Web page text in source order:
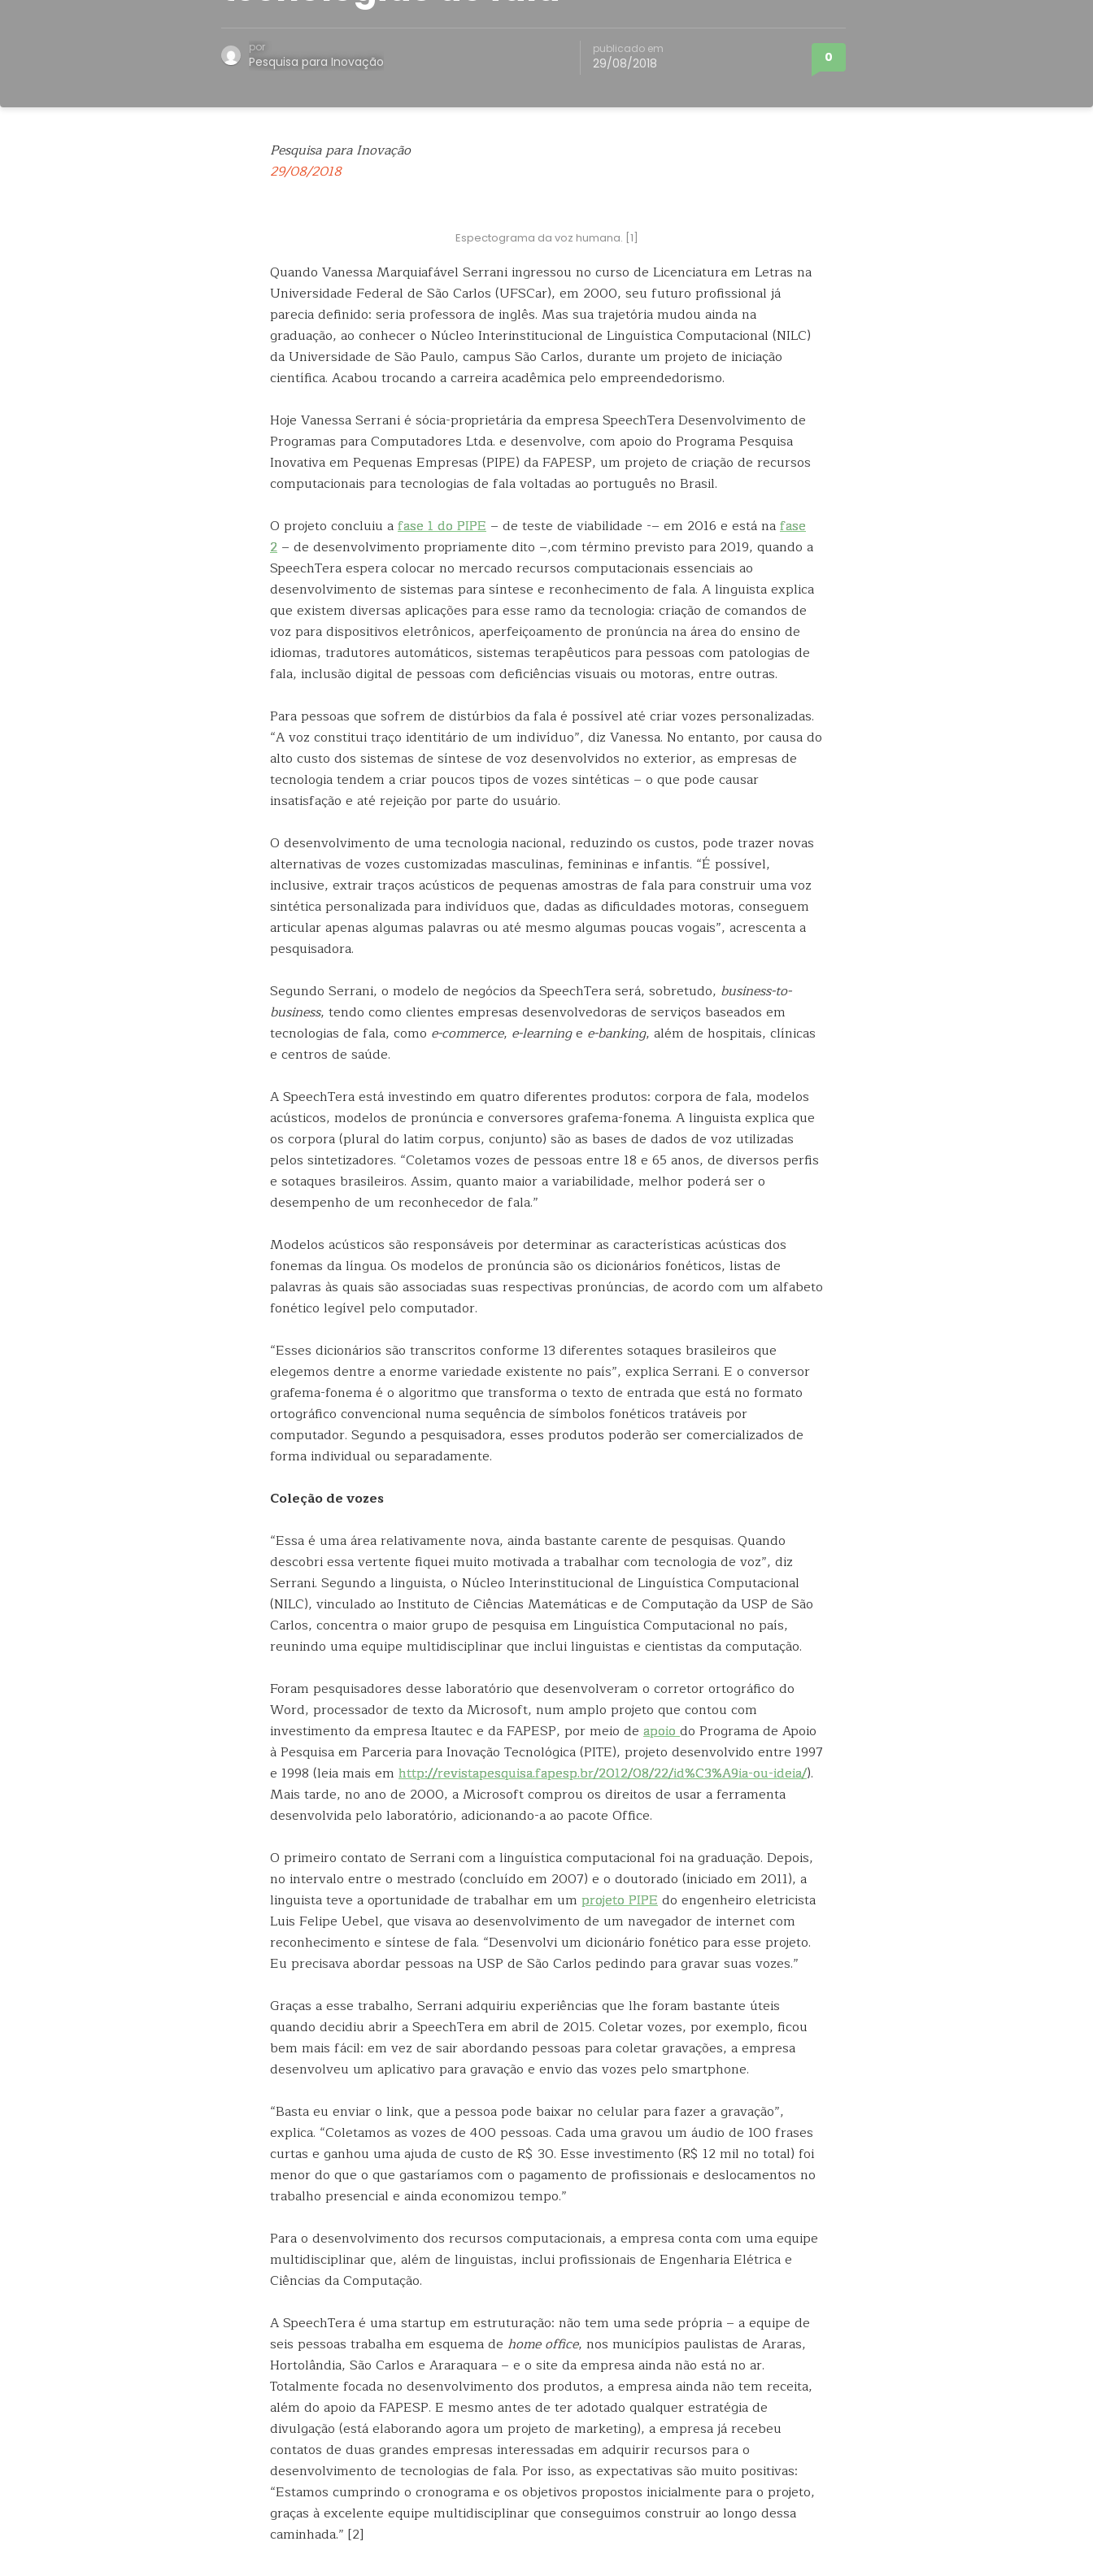
por
Pesquisa para Inovação
publicado em
29/08/2018 0
Pesquisa para Inovação
29/08/2018
Espectograma da voz humana. [1]
Quando Vanessa Marquiafável Serrani ingressou no curso de Licenciatura em Letras na
Universidade Federal de São Carlos (UFSCar), em 2000, seu futuro profissional já
parecia definido: seria professora de inglês. Mas sua trajetória mudou ainda na
graduação, ao conhecer o Núcleo Interinstitucional de Linguística Computacional (NILC)
da Universidade de São Paulo, campus São Carlos, durante um projeto de iniciação
científica. Acabou trocando a carreira acadêmica pelo empreendedorismo.
Hoje Vanessa Serrani é sócia-proprietária da empresa SpeechTera Desenvolvimento de
Programas para Computadores Ltda. e desenvolve, com apoio do Programa Pesquisa
Inovativa em Pequenas Empresas (PIPE) da FAPESP, um projeto de criação de recursos
computacionais para tecnologias de fala voltadas ao português no Brasil.
O projeto concluiu afase 1 do PIPE – de teste de viabilidade -– em 2016 e está nafase
2 – de desenvolvimento propriamente dito –,com término previsto para 2019, quando a
SpeechTera espera colocar no mercado recursos computacionais essenciais ao
desenvolvimento de sistemas para síntese e reconhecimento de fala. A linguista explica
que existem diversas aplicações para esse ramo da tecnologia: criação de comandos de
voz para dispositivos eletrônicos, aperfeiçoamento de pronúncia na área do ensino de
idiomas, tradutores automáticos, sistemas terapêuticos para pessoas com patologias de
fala, inclusão digital de pessoas com deficiências visuais ou motoras, entre outras.
Para pessoas que sofrem de distúrbios da fala é possível até criar vozes personalizadas.
“A voz constitui traço identitário de um indivíduo”, diz Vanessa. No entanto, por causa do
alto custo dos sistemas de síntese de voz desenvolvidos no exterior, as empresas de
tecnologia tendem a criar poucos tipos de vozes sintéticas – o que pode causar
insatisfação e até rejeição por parte do usuário.
O desenvolvimento de uma tecnologia nacional, reduzindo os custos, pode trazer novas
alternativas de vozes customizadas masculinas, femininas e infantis. “É possível,
inclusive, extrair traços acústicos de pequenas amostras de fala para construir uma voz
sintética personalizada para indivíduos que, dadas as dificuldades motoras, conseguem
articular apenas algumas palavras ou até mesmo algumas poucas vogais”, acrescenta a
pesquisadora.
Segundo Serrani, o modelo de negócios da SpeechTera será, sobretudo, business-to-
business, tendo como clientes empresas desenvolvedoras de serviços baseados em
tecnologias de fala, como e-commerce, e-learninge e-banking, além de hospitais, clínicas
e centros de saúde.
A SpeechTera está investindo em quatro diferentes produtos: corpora de fala, modelos
acústicos, modelos de pronúncia e conversores grafema-fonema. A linguista explica que
os corpora (plural do latim corpus, conjunto) são as bases de dados de voz utilizadas
pelos sintetizadores. “Coletamos vozes de pessoas entre 18 e 65 anos, de diversos perfis
e sotaques brasileiros. Assim, quanto maior a variabilidade, melhor poderá ser o
desempenho de um reconhecedor de fala.”
Modelos acústicos são responsáveis por determinar as características acústicas dos
fonemas da língua. Os modelos de pronúncia são os dicionários fonéticos, listas de
palavras às quais são associadas suas respectivas pronúncias, de acordo com um alfabeto
fonético legível pelo computador.
“Esses dicionários são transcritos conforme 13 diferentes sotaques brasileiros que
elegemos dentre a enorme variedade existente no país”, explica Serrani. E o conversor
grafema-fonema é o algoritmo que transforma o texto de entrada que está no formato
ortográfico convencional numa sequência de símbolos fonéticos tratáveis por
computador. Segundo a pesquisadora, esses produtos poderão ser comercializados de
forma individual ou separadamente.
Coleção de vozes
“Essa é uma área relativamente nova, ainda bastante carente de pesquisas. Quando
descobri essa vertente fiquei muito motivada a trabalhar com tecnologia de voz”, diz
Serrani. Segundo a linguista, o Núcleo Interinstitucional de Linguística Computacional
(NILC), vinculado ao Instituto de Ciências Matemáticas e de Computação da USP de São
Carlos, concentra o maior grupo de pesquisa em Linguística Computacional no país,
reunindo uma equipe multidisciplinar que inclui linguistas e cientistas da computação.
Foram pesquisadores desse laboratório que desenvolveram o corretor ortográfico do
Word, processador de texto da Microsoft, num amplo projeto que contou com
investimento da empresa Itautec e da FAPESP, por meio de apoiodo Programa de Apoio
à Pesquisa em Parceria para Inovação Tecnológica (PITE), projeto desenvolvido entre 1997
e 1998 (leia mais em http://revistapesquisa.fapesp.br/2012/08/22/id%C3%A9ia-ou-ideia/).
Mais tarde, no ano de 2000, a Microsoft comprou os direitos de usar a ferramenta
desenvolvida pelo laboratório, adicionando-a ao pacote Office.
O primeiro contato de Serrani com a linguística computacional foi na graduação. Depois,
no intervalo entre o mestrado (concluído em 2007) e o doutorado (iniciado em 2011), a
linguista teve a oportunidade de trabalhar em um projeto PIPEdo engenheiro eletricista
Luis Felipe Uebel, que visava ao desenvolvimento de um navegador de internet com
reconhecimento e síntese de fala. “Desenvolvi um dicionário fonético para esse projeto.
Eu precisava abordar pessoas na USP de São Carlos pedindo para gravar suas vozes.”
Graças a esse trabalho, Serrani adquiriu experiências que lhe foram bastante úteis
quando decidiu abrir a SpeechTera em abril de 2015. Coletar vozes, por exemplo, ficou
bem mais fácil: em vez de sair abordando pessoas para coletar gravações, a empresa
desenvolveu um aplicativo para gravação e envio das vozes pelo smartphone.
“Basta eu enviar o link, que a pessoa pode baixar no celular para fazer a gravação”,
explica. “Coletamos as vozes de 400 pessoas. Cada uma gravou um áudio de 100 frases
curtas e ganhou uma ajuda de custo de R$ 30. Esse investimento (R$ 12 mil no total) foi
menor do que o que gastaríamos com o pagamento de profissionais e deslocamentos no
trabalho presencial e ainda economizou tempo.”
Para o desenvolvimento dos recursos computacionais, a empresa conta com uma equipe
multidisciplinar que, além de linguistas, inclui profissionais de Engenharia Elétrica e
Ciências da Computação.
A SpeechTera é uma startup em estruturação: não tem uma sede própria – a equipe de
seis pessoas trabalha em esquema de home office, nos municípios paulistas de Araras,
Hortolândia, São Carlos e Araraquara – e o site da empresa ainda não está no ar.
Totalmente focada no desenvolvimento dos produtos, a empresa ainda não tem receita,
além do apoio da FAPESP. E mesmo antes de ter adotado qualquer estratégia de
divulgação (está elaborando agora um projeto de marketing), a empresa já recebeu
contatos de duas grandes empresas interessadas em adquirir recursos para o
desenvolvimento de tecnologias de fala. Por isso, as expectativas são muito positivas:
“Estamos cumprindo o cronograma e os objetivos propostos inicialmente para o projeto,
graças à excelente equipe multidisciplinar que conseguimos construir ao longo dessa
caminhada.” [2]